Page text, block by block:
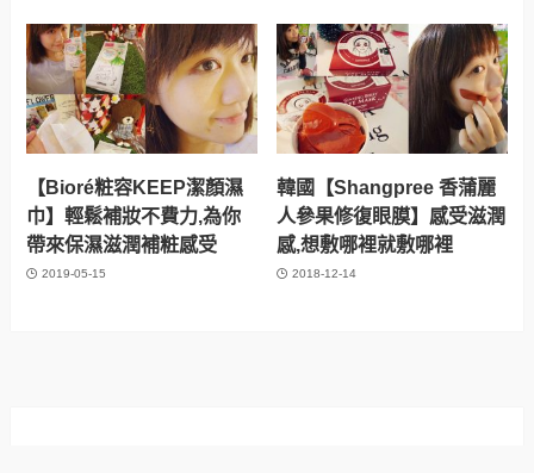
【Bioré粧容KEEP潔顏濕
巾】輕鬆補妝不費力,為你
帶來保濕滋潤補粧感受
2019-05-15
韓國【Shangpree 香蒲麗
人參果修復眼膜】感受滋潤
感,想敷哪裡就敷哪裡
2018-12-14